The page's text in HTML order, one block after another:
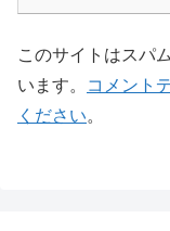
このサイトはスパ
います。
コメント
ください。